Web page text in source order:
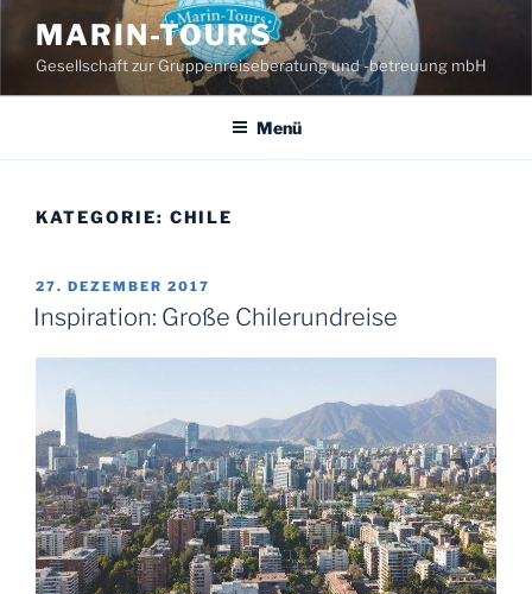
Zum
Inhalt
springen
MARIN-TOURS
Gesellschaft zur Gruppenreiseberatung und -betreuung mbH
Menü
KATEGORIE: CHILE
VERÖFFENTLICHT
AM
27. DEZEMBER 2017
Inspiration: Große Chilerundreise